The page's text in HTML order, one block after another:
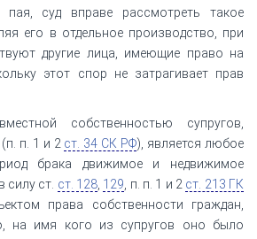
суд вправе рассмотреть такое
его в отдельное производство, при
другие лица, имеющие право на
этот спор не затрагивает прав
собственностью супругов,
п. 1 и 2 ст. 34 СК РФ), является любое
брака движимое и недвижимое
силу ст. ст. 128 129 , п. п. 1 и 2 ст. 213 ГК
права собственности граждан,
на имя кого из супругов оно было